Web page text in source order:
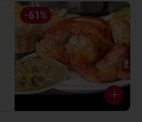
-61 %